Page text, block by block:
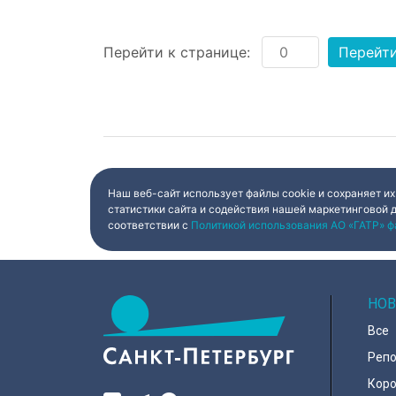
Перейти к странице:
Наш веб-сайт использует файлы cookie и сохраняет
статистики сайта и содействия нашей
соответствии с Политикой использования АО «ГАТР»
Все